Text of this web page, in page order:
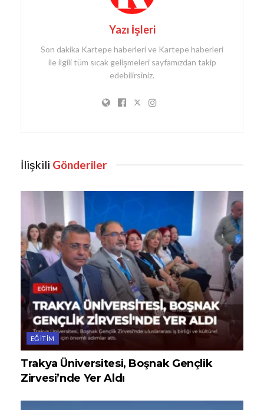
Yazı İşleri
Son dakika Kartepe haberleri ve Kartepe haberleri
ile ilgili tüm sıcak gelişmeleri sayfamızdan takip
edebilirsiniz.
İlişkili Gönderiler
EĞITIM
Trakya Üniversitesi, Boşnak Gençlik
Zirvesi’nde Yer Aldı